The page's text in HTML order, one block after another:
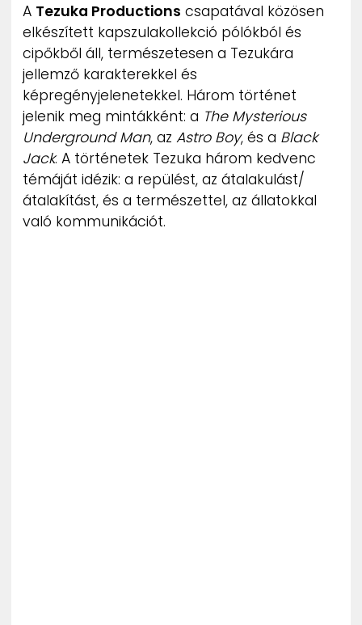
A Tezuka Productions csapatával közösen
elkészített kapszulakollekció pólókból és
cipőkből áll, természetesen a Tezukára
jellemző karakterekkel és
képregényjelenetekkel. Három történet
jelenik meg mintákként: a The Mysterious
Underground Man, az Astro Boy, és a Black
Jack. A történetek Tezuka három kedvenc
témáját idézik: a repülést, az átalakulást/
átalakítást, és a természettel, az állatokkal
való kommunikációt.